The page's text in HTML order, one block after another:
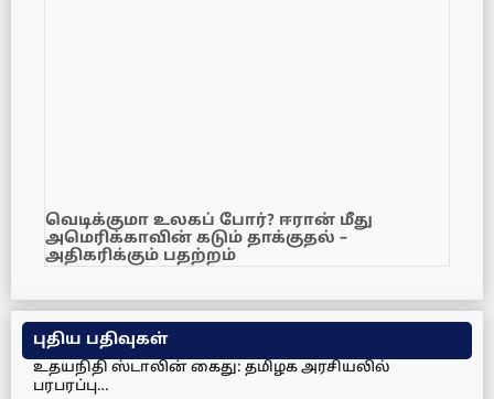
வெடிக்குமா உலகப் போர்? ஈரான் மீது
அமெரிக்காவின் கடும் தாக்குதல் –
அதிகரிக்கும் பதற்றம்
புதிய பதிவுகள்
உதயநிதி ஸ்டாலின் கைது: தமிழக அரசியலில்
பரபரப்பு…